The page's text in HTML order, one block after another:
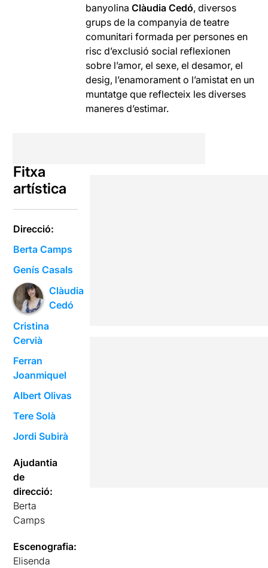
banyolinaClàudia Cedó, diversos
grups de la companyia de teatre
comunitari formada per persones en
risc d’exclusió social reflexionen
sobre l’amor, el sexe, el desamor, el
desig, l’enamorament o l’amistat en un
muntatge que reflecteix les diverses
maneres d’estimar.
Fitxa
artística
Direcció:
Berta Camps
Genís Casals
Clàudia
Cedó
Cristina
Cervià
Ferran
Joanmiquel
Albert Olivas
Tere Solà
Jordi Subirà
Ajudantia
de
direcció:
Berta
Camps
Escenografia:
Elisenda